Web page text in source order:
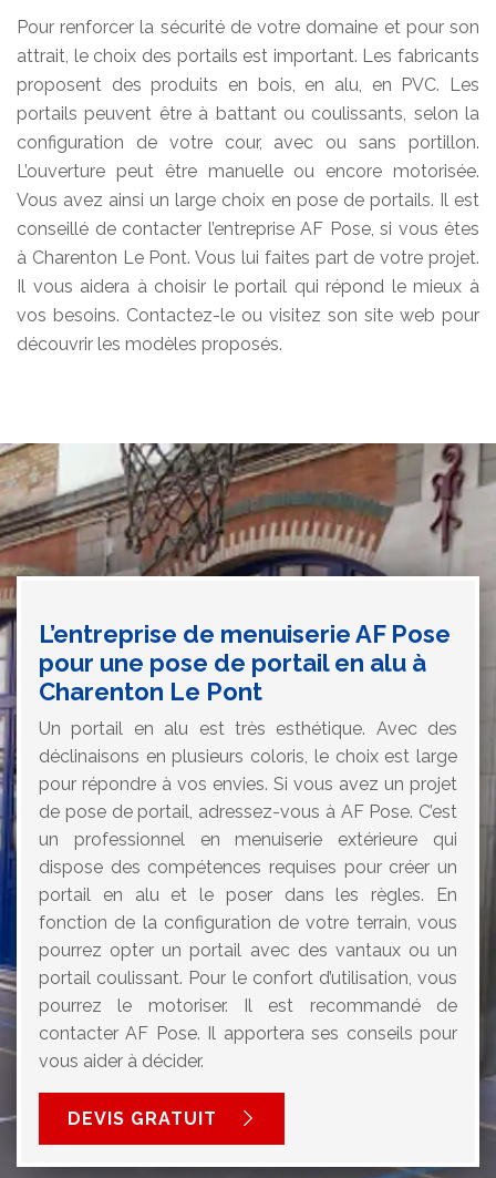
Pour renforcer la sécurité de votre domaine et pour son
attrait, le choix des portails est important. Les fabricants
proposent des produits en bois, en alu, en PVC. Les
portails peuvent être à battant ou coulissants, selon la
configuration de votre cour, avec ou sans portillon.
L’ouverture peut être manuelle ou encore motorisée.
Vous avez ainsi un large choix en pose de portails. Il est
conseillé de contacter l’entreprise AF Pose, si vous êtes
à Charenton Le Pont. Vous lui faites part de votre projet.
Il vous aidera à choisir le portail qui répond le mieux à
vos besoins. Contactez-le ou visitez son site web pour
découvrir les modèles proposés.
L’entreprise de menuiserie AF Pose
pour une pose de portail en alu à
Charenton Le Pont
Un portail en alu est très esthétique. Avec des
déclinaisons en plusieurs coloris, le choix est large
pour répondre à vos envies. Si vous avez un projet
de pose de portail, adressez-vous à AF Pose. C’est
un professionnel en menuiserie extérieure qui
dispose des compétences requises pour créer un
portail en alu et le poser dans les règles. En
fonction de la configuration de votre terrain, vous
pourrez opter un portail avec des vantaux ou un
portail coulissant. Pour le confort d’utilisation, vous
pourrez le motoriser. Il est recommandé de
contacter AF Pose. Il apportera ses conseils pour
vous aider à décider.
DEVIS GRATUIT